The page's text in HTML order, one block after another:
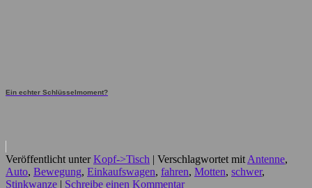
Ein echter Schlüsselmoment?
Veröffentlicht unter Kopf->Tisch | Verschlagwortet mit Antenne,
Auto, Bewegung, Einkaufswagen, fahren, Motten, schwer,
Stinkwanze | Schreibe einen Kommentar